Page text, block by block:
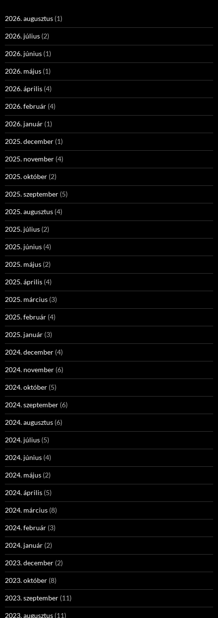
2026. augusztus (1)
2026. július (2)
2026. június (1)
2026. május (1)
2026. április (4)
2026. február (4)
2026. január (1)
2025. december (1)
2025. november (4)
2025. október (2)
2025. szeptember (5)
2025. augusztus (4)
2025. július (2)
2025. június (4)
2025. május (2)
2025. április (4)
2025. március (3)
2025. február (4)
2025. január (3)
2024. december (4)
2024. november (6)
2024. október (5)
2024. szeptember (6)
2024. augusztus (6)
2024. július (5)
2024. június (4)
2024. május (2)
2024. április (5)
2024. március (8)
2024. február (3)
2024. január (2)
2023. december (2)
2023. október (8)
2023. szeptember (11)
2023. augusztus (11)